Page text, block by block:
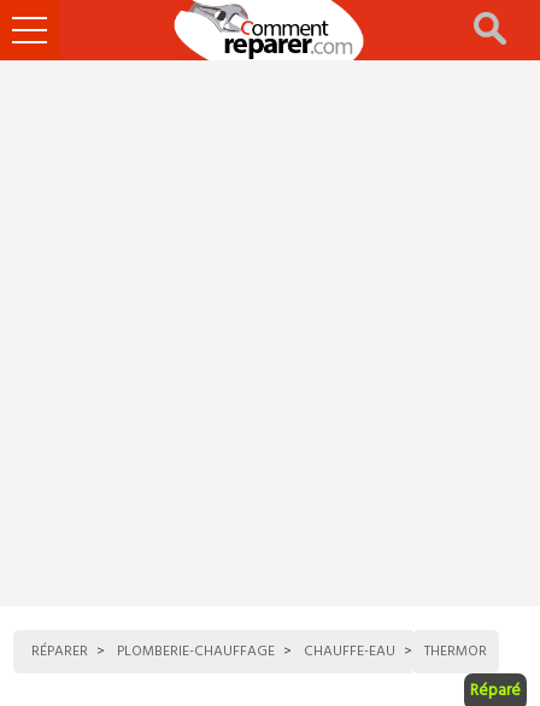
Ouvrir
le
RÉPARER PLOMBERIE-CHAUFFAGE CHAUFFE-EAU THERMOR
Réparé